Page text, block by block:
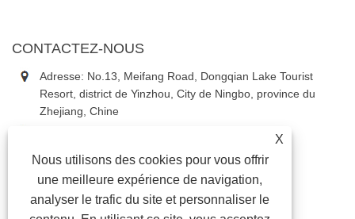
CONTACTEZ-NOUS
Adresse: No.13, Meifang Road, Dongqian Lake Tourist
Resort, district de Yinzhou, City de Ningbo, province du
Zhejiang, Chine
Téléphone:
+86-18867637353
E-mail:daniel3@china-astauto.com
X
Nous utilisons des cookies pour vous offrir
une meilleure expérience de navigation,
analyser le trafic du site et personnaliser le